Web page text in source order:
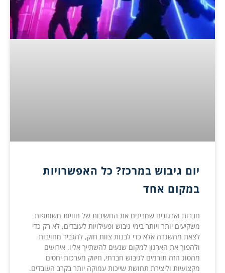
יום גיבוש במרכז? כל האפשרויות
במקום אחד
חברות וארגונים שמבינים את החשיבות של חוויות משותפות
משקיעים יותר ויותר בימי גיבוש ופעילויות לעובדים, לא רק כדי
לצאת מהשגרה אלא כדי לבנות צוות חזק, להגביר מחויבות
ולהפוך את הארגון למקום שנעים להשתייך אליו. אירועים
מהסוג הזה תורמים לגיבוש חברתי, חיזוק מערכות יחסים
מקצועיות וליצירת תחושת שייכות עמוקה יותר בקרב העובדים.